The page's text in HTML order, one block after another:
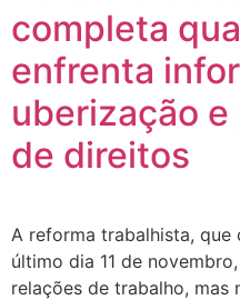
completa
enfrenta
uberização
de direitos
A reforma trabalhista,
último dia 11 de
relações de trabalho,